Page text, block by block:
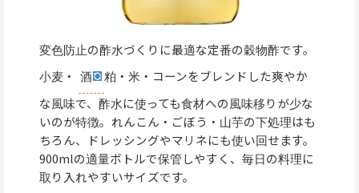
変色防止の酢水づくりに最適な定番の穀物酢です。
小麦・ 酒
粕・米・コーンをブレンドした爽やか
な風味で、酢水に使っても食材への風味移りが少な
いのが特徴。れんこん・ごぼう・山芋の下処理はも
ちろん、ドレッシングやマリネにも使い回せます。
900mlの適量ボトルで保管しやすく、毎日の料理に
取り入れやすいサイズです。